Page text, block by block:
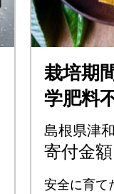
栽培期
学肥料
栗がギ
た純栗
本〉
島根県津
寄付金
安全に育て